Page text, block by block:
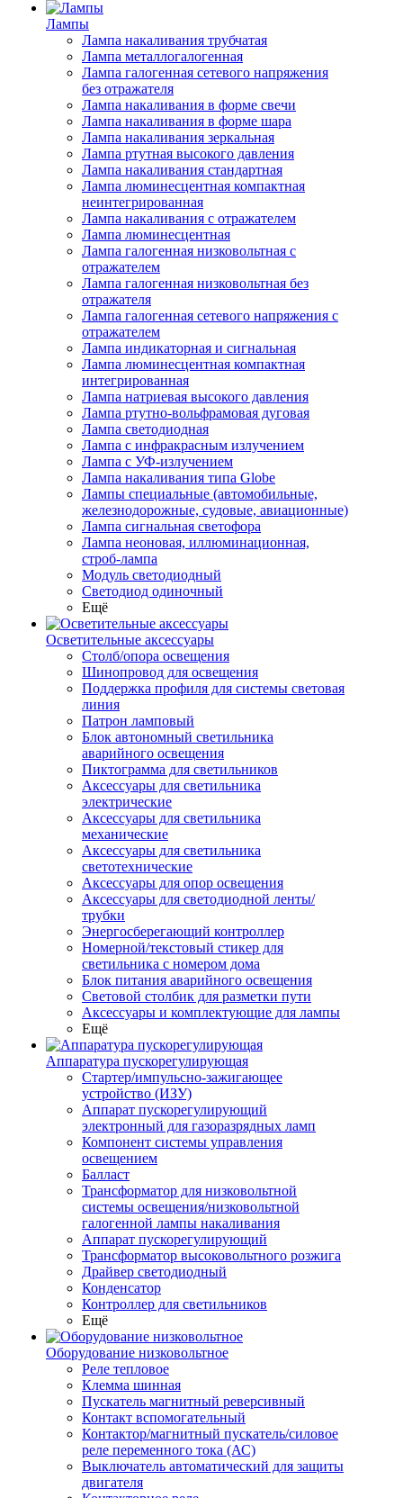
Лампы
Лампа накаливания трубчатая
Лампа металлогалогенная
Лампа галогенная сетевого напряжения
без отражателя
Лампа накаливания в форме свечи
Лампа накаливания в форме шара
Лампа накаливания зеркальная
Лампа ртутная высокого давления
Лампа накаливания стандартная
Лампа люминесцентная компактная
неинтегрированная
Лампа накаливания с отражателем
Лампа люминесцентная
Лампа галогенная низковольтная с
отражателем
Лампа галогенная низковольтная без
отражателя
Лампа галогенная сетевого напряжения с
отражателем
Лампа индикаторная и сигнальная
Лампа люминесцентная компактная
интегрированная
Лампа натриевая высокого давления
Лампа ртутно-вольфрамовая дуговая
Лампа светодиодная
Лампа с инфракрасным излучением
Лампа с УФ-излучением
Лампа накаливания типа Globe
Лампы специальные (автомобильные,
железнодорожные, судовые, авиационные)
Лампа сигнальная светофора
Лампа неоновая, иллюминационная,
строб-лампа
Модуль светодиодный
Светодиод одиночный
Ещё
Осветительные аксессуары
Столб/опора освещения
Шинопровод для освещения
Поддержка профиля для системы световая
линия
Патрон ламповый
Блок автономный светильника
аварийного освещения
Пиктограмма для светильников
Аксессуары для светильника
электрические
Аксессуары для светильника
механические
Аксессуары для светильника
светотехнические
Аксессуары для опор освещения
Аксессуары для светодиодной ленты/
трубки
Энергосберегающий контроллер
Номерной/текстовый стикер для
светильника с номером дома
Блок питания аварийного освещения
Световой столбик для разметки пути
Аксессуары и комплектующие для лампы
Ещё
Аппаратура пускорегулирующая
Стартер/импульсно-зажигающее
устройство (ИЗУ)
Аппарат пускорегулирующий
электронный для газоразрядных ламп
Компонент системы управления
освещением
Балласт
Трансформатор для низковольтной
системы освещения/низковольтной
галогенной лампы накаливания
Аппарат пускорегулирующий
Трансформатор высоковольтного розжига
Драйвер светодиодный
Конденсатор
Контроллер для светильников
Ещё
Оборудование низковольтное
Реле тепловое
Клемма шинная
Пускатель магнитный реверсивный
Контакт вспомогательный
Контактор/магнитный пускатель/силовое
реле переменного тока (АС)
Выключатель автоматический для защиты
двигателя